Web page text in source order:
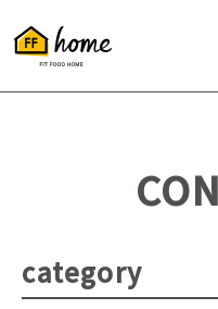
category